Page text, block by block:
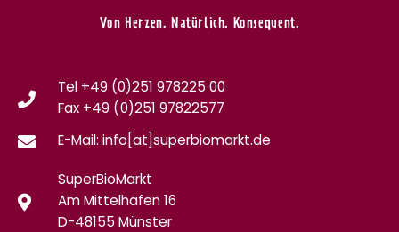
Von Herzen. Natürlich. Konsequent.
Tel +49 (0)251 978225 00
Fax +49 (0)251 97822577
E-Mail: info[at]superbiomarkt.de
SuperBioMarkt
Am Mittelhafen 16
D-48155 Münster